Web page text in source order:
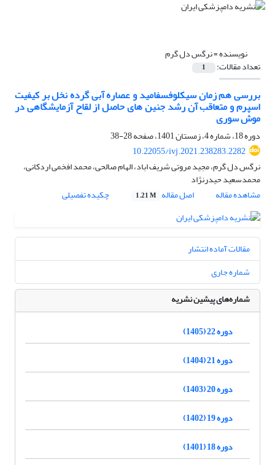
نویسنده =نرگس دل گرم
تعداد مقالات: 1
بررسی هم زمان سیکلوفسفامید و عصاره آبی گرده نخل بر کیفیت
اسپرم و متعاقب آن رشد جنین های حاصل از لقاح آزمایشگاهی در
موش سوری
دوره 18، شماره 4، زمستان 1401، صفحه
28-38
10.22055/ivj.2021.238283.2282
نرگس دل گرم، مجید مروتی شریف اباد، الهام صالحی، محمد افخمی اردکانی،
محمدسعید حیدرنژاد
مشاهده مقاله
اصل مقاله 1.21 M چکیده تفصیلی
مقالات آماده انتشار
شماره جاری
شماره‌های پیشین نشریه
دوره 22 (1405)
دوره 21 (1404)
دوره 20 (1403)
دوره 19 (1402)
دوره 18 (1401)